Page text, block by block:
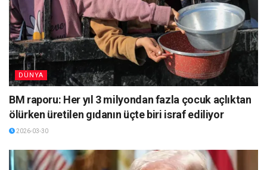
DÜNYA
BM raporu: Her yıl 3 milyondan fazla çocuk açlıktan
ölürken üretilen gıdanın üçte biri israf ediliyor
2026-03-30